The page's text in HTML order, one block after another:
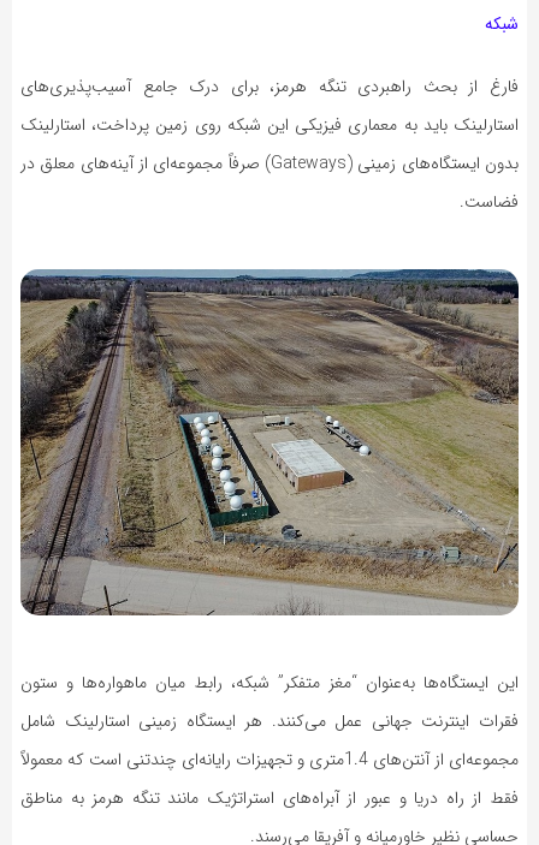
شبکه
فارغ از بحث راهبردی تنگه هرمز، برای درک جامع آسیب‌پذیری‌های
استارلینک باید به معماری فیزیکی این شبکه روی زمین پرداخت، استارلینک
بدون ایستگاه‌های زمینی (Gateways) صرفاً مجموعه‌ای از آینه‌های معلق در
فضاست.
این ایستگاه‌ها به‌عنوان “مغز متفکر” شبکه، رابط میان ماهواره‌ها و ستون
فقرات اینترنت جهانی عمل می‌کنند. هر ایستگاه زمینی استارلینک شامل
مجموعه‌ای از آنتن‌های 1.4متری و تجهیزات رایانه‌ای چندتنی است که معمولاً
فقط از راه دریا و عبور از آبراه‌های استراتژیک مانند تنگه هرمز به مناطق
حساسی نظیر خاورمیانه و آفریقا می‌رسند.